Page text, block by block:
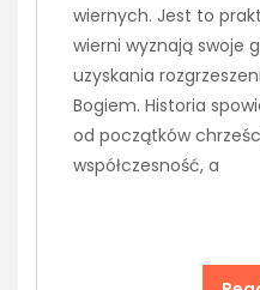
wiernych. Jest to
wierni wyznają swoje
uzyskania
Bogiem. Historia
od początków
współczesność, a